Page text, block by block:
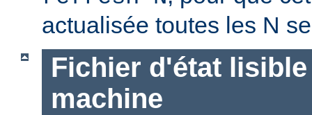
actualisée toutes les N
Fichier d'état
machine